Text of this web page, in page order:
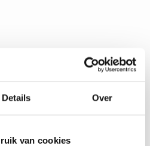
Details Over
van cookies